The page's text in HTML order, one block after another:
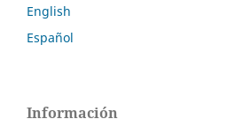
English
Español
Información